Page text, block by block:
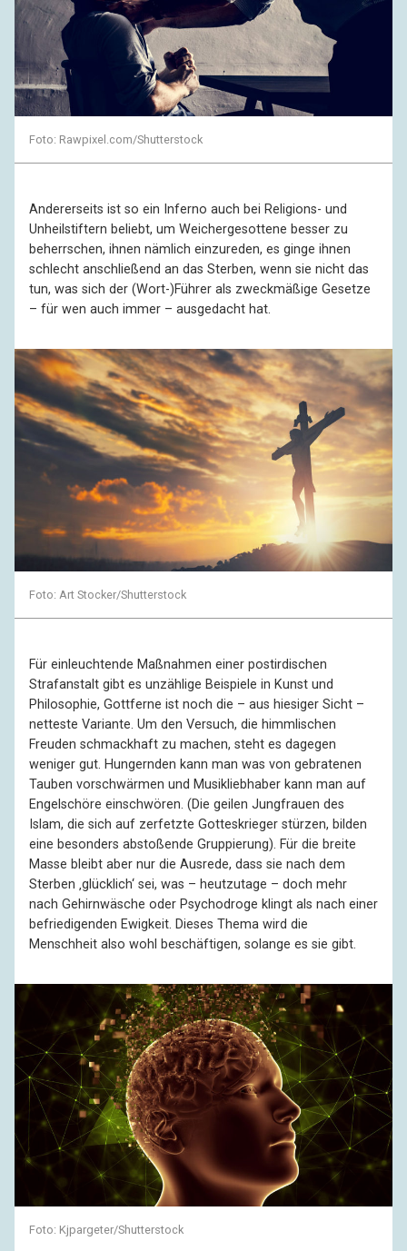
Foto: Rawpixel.com/Shutterstock
Andererseits ist so ein Inferno auch bei Religions- und
Unheilstiftern beliebt, um Weichergesottene besser zu
beherrschen, ihnen nämlich einzureden, es ginge ihnen
schlecht anschließend an das Sterben, wenn sie nicht das
tun, was sich der (Wort-)Führer als zweckmäßige Gesetze
– für wen auch immer – ausgedacht hat.
Foto: Art Stocker/Shutterstock
Für einleuchtende Maßnahmen einer postirdischen
Strafanstalt gibt es unzählige Beispiele in Kunst und
Philosophie, Gottferne ist noch die – aus hiesiger Sicht –
netteste Variante. Um den Versuch, die himmlischen
Freuden schmackhaft zu machen, steht es dagegen
weniger gut. Hungernden kann man was von gebratenen
Tauben vorschwärmen und Musikliebhaber kann man auf
Engelschöre einschwören. (Die geilen Jungfrauen des
Islam, die sich auf zerfetzte Gotteskrieger stürzen, bilden
eine besonders abstoßende Gruppierung). Für die breite
Masse bleibt aber nur die Ausrede, dass sie nach dem
Sterben ‚glücklich‘ sei, was – heutzutage – doch mehr
nach Gehirnwäsche oder Psychodroge klingt als nach einer
befriedigenden Ewigkeit. Dieses Thema wird die
Menschheit also wohl beschäftigen, solange es sie gibt.
Foto: Kjpargeter/Shutterstock